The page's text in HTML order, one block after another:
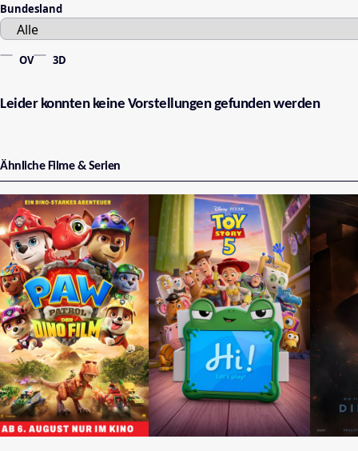
Bundesland
OV 3D
Leider konnten keine Vorstellungen gefunden werden
Ähnliche Filme & Serien